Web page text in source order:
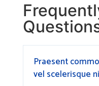
Praesent
vel scelerisque